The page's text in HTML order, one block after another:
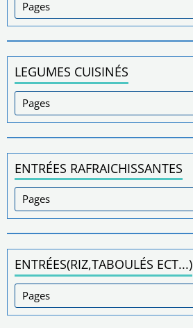
LEGUMES CUISINÉS
ENTRÉES RAFRAICHISSANTES
ENTRÉES(RIZ,TABOULÉS ECT...)